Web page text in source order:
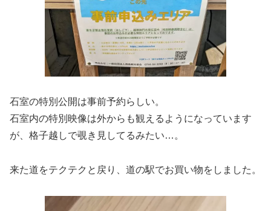
石室の特別公開は事前予約らしい。
石室内の特別映像は外からも観えるようになっています
が、格子越しで覗き見してるみたい…。
来た道をテクテクと戻り、道の駅でお買い物をしました。